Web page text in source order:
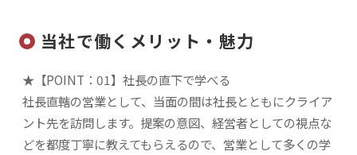
を含むクライアントから、受託開発やSESの依頼を受けて
アプリケーションやオープン系のアプリケーションの開発
だけにとどまらず、制御系ソフトウェアの開発もスター
ト。近年では「IoT」「VR」「AI」などの最先端技術を用
いた分野にもいち早く参入しています。
当社で働くメリット・魅力
★【POINT：01】社長の直下で学べる
社長直轄の営業として、当面の間は社長とともにクライア
ント先を訪問します。提案の意図、経営者としての視点な
どを都度丁寧に教えてもらえるので、営業として多くの学